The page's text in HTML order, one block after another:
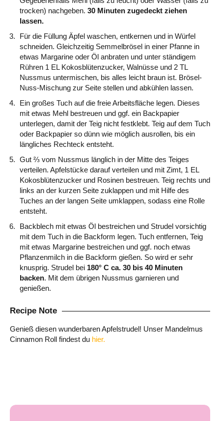
trocken) nachgeben. 30 Minuten zugedeckt ziehen
lassen.
Für die Füllung Äpfel waschen, entkernen und in Würfel
schneiden. Gleichzeitig Semmelbrösel in einer Pfanne in
etwas Margarine oder Öl anbraten und unter ständigem
Rühren 1 EL Kokosblütenzucker, Walnüsse und 2 TL
Nussmus untermischen, bis alles leicht braun ist. Brösel-
Nuss-Mischung zur Seite stellen und abkühlen lassen.
Ein großes Tuch auf die freie Arbeitsfläche legen. Dieses
mit etwas Mehl bestreuen und ggf. ein Backpapier
unterlegen, damit der Teig nicht festklebt. Teig auf dem Tuch
oder Backpapier so dünn wie möglich ausrollen, bis ein
längliches Rechteck entsteht.
Gut ⅔ vom Nussmus länglich in der Mitte des Teiges
verteilen. Apfelstücke darauf verteilen und mit Zimt, 1 EL
Kokosblütenzucker und Rosinen bestreuen. Teig rechts und
links an der kurzen Seite zuklappen und mit Hilfe des
Tuches an der langen Seite umklappen, sodass eine Rolle
entsteht.
Backblech mit etwas Öl bestreichen und Strudel vorsichtig
mit dem Tuch in die Backform legen. Tuch entfernen, Teig
mit etwas Margarine bestreichen und ggf. noch etwas
Pflanzenmilch in die Backform gießen. So wird er sehr
knusprig. Strudel bei 180° C ca. 30 bis 40 Minuten
backen. Mit dem übrigen Nussmus garnieren und
genießen.
Recipe Note
Genieß diesen wunderbaren Apfelstrudel! Unser Mandelmus
Cinnamon Roll findest du hier.